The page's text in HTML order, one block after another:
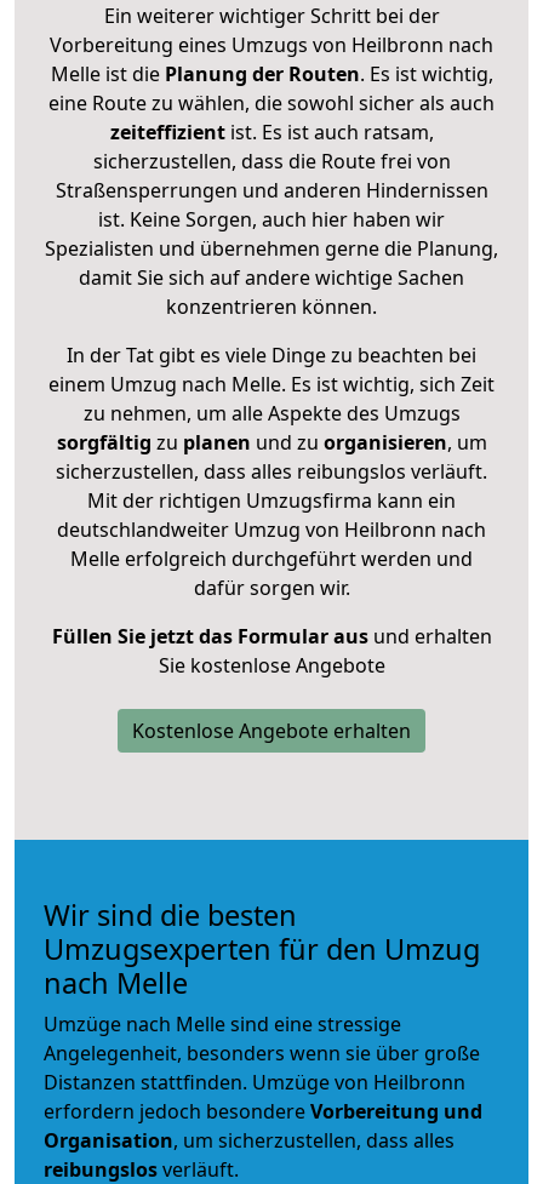
Ein weiterer wichtiger Schritt bei der
Vorbereitung eines Umzugs von Heilbronn nach
Melle ist diePlanung der Routen. Es ist wichtig,
eine Route zu wählen, die sowohl sicher als auch
zeiteffizientist. Es ist auch ratsam,
sicherzustellen, dass die Route frei von
Straßensperrungen und anderen Hindernissen
ist. Keine Sorgen, auch hier haben wir
Spezialisten und übernehmen gerne die Planung,
damit Sie sich auf andere wichtige Sachen
konzentrieren können.
In der Tat gibt es viele Dinge zu beachten bei
einem Umzug nach Melle. Es ist wichtig, sich Zeit
zu nehmen, um alle Aspekte des Umzugs
sorgfältig zu planen und zu organisieren, um
sicherzustellen, dass alles reibungslos verläuft.
Mit der richtigen Umzugsfirma kann ein
deutschlandweiter Umzug von Heilbronn nach
Melle erfolgreich durchgeführt werden und
dafür sorgen wir.
Füllen Sie jetzt das Formular ausund erhalten
Sie kostenlose Angebote
Kostenlose Angebote erhalten
Wir sind die besten
Umzugsexperten für den Umzug
nach Melle
Umzüge nach Melle sind eine stressige
Angelegenheit, besonders wenn sie über große
Distanzen stattfinden. Umzüge von Heilbronn
erfordern jedoch besondereVorbereitung und
Organisation, um sicherzustellen, dass alles
reibungslosverläuft.